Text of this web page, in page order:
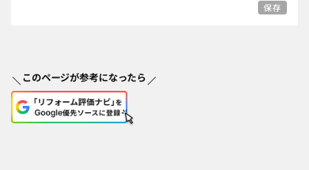
保存
このページが参考になったら